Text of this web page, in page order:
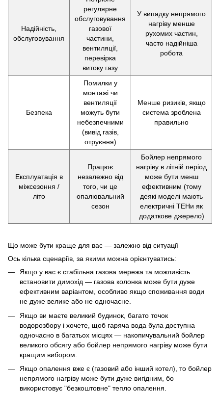
Надійність,
обслуговування
регулярне
обслуговування
газової
частини,
вентиляції,
перевірка
витоку газу
У випадку непрямого
нагріву менше
рухомих частин,
часто надійніша
робота
Безпека
Помилки у
монтажі чи
вентиляції
можуть бути
небезпечними
(вивід газів,
отруєння)
Менше ризиків, якщо
система зроблена
правильно
Експлуатація в
міжсезоння /
літо
Працює
незалежно від
того, чи це
опалювальний
сезон
Бойлер непрямого
нагріву в літній період
може бути менш
ефективним (тому
деякі моделі мають
електричні ТЕНи як
додаткове джерело)
Що може бути краще для вас — залежно від ситуації
Ось кілька сценаріїв, за якими можна орієнтуватись:
Якщо у вас є стабільна газова мережа та можливість
встановити димохід — газова колонка може бути дуже
ефективним варіантом, особливо якщо споживання води
не дуже велике або не одночасне.
Якщо ви маєте великий будинок, багато точок
водорозбору і хочете, щоб гаряча вода була доступна
одночасно в багатьох місцях — накопичувальний бойлер
великого обсягу або бойлер непрямого нагріву може бути
кращим вибором.
Якщо опалення вже є (газовий або інший котел), то бойлер
непрямого нагріву може бути дуже вигідним, бо
використовує "безкоштовне" тепло опалення.